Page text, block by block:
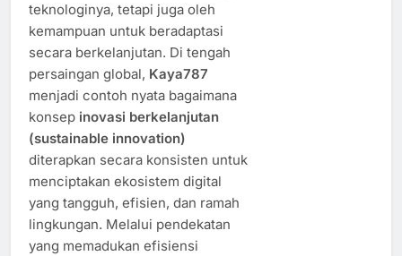
teknologinya, tetapi juga oleh
kemampuan untuk beradaptasi
secara berkelanjutan. Di tengah
persaingan global, Kaya787
menjadi contoh nyata bagaimana
konsep inovasi berkelanjutan
(sustainable innovation)
diterapkan secara konsisten untuk
menciptakan ekosistem digital
yang tangguh, efisien, dan ramah
lingkungan. Melalui pendekatan
yang memadukan efisiensi